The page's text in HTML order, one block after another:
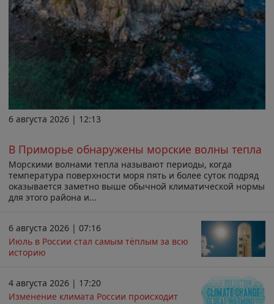
6 августа 2026 | 12:13
В Приморье обнаружены морские волны тепла
Морскими волнами тепла называют периоды, когда
температура поверхности моря пять и более суток подряд
оказывается заметно выше обычной климатической нормы
для этого района и...
6 августа 2026 | 07:16
Июль в России стал самым тёплым за всю
историю
4 августа 2026 | 17:20
Изменение климата России происходит